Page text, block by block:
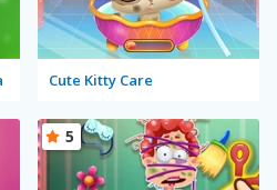
Cute Kitty Care
5